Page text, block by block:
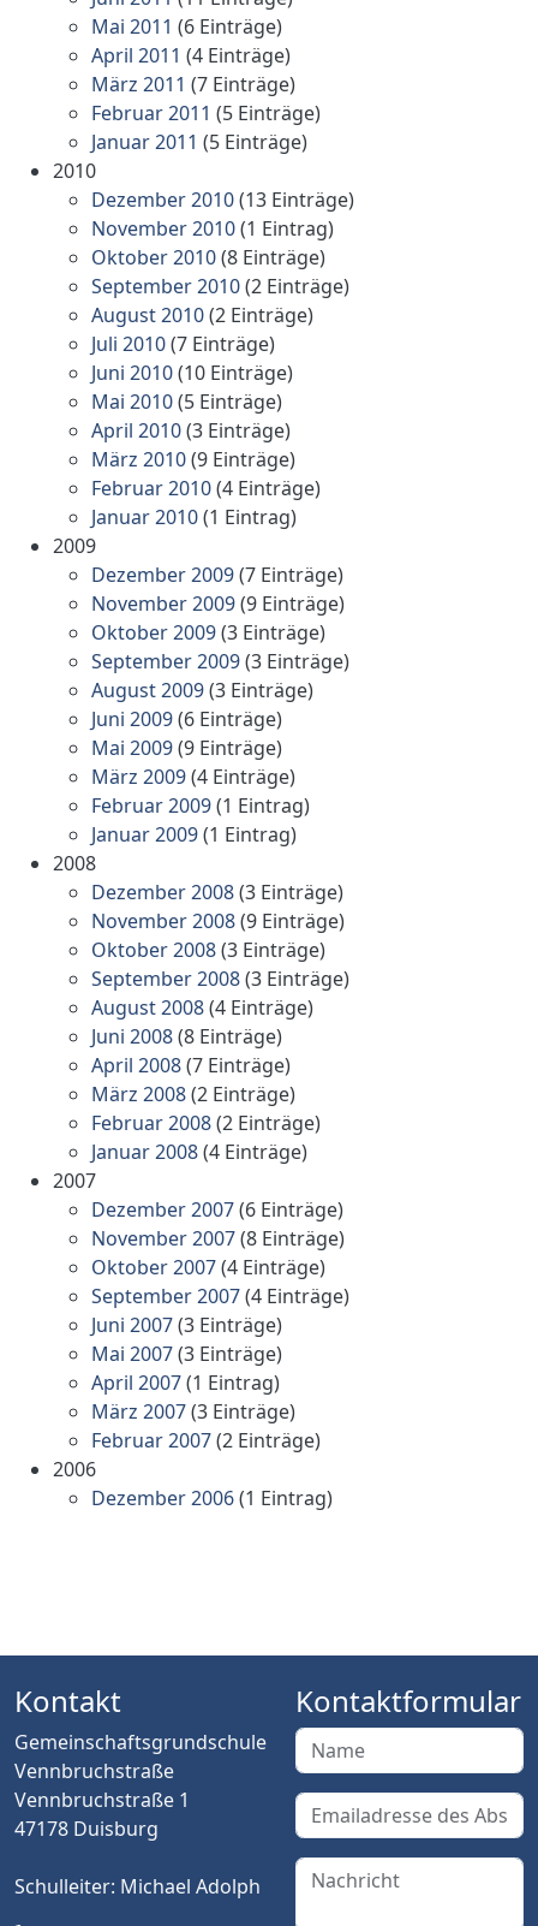
Mai 2011 (6 Einträge)
April 2011 (4 Einträge)
März 2011 (7 Einträge)
Februar 2011 (5 Einträge)
Januar 2011 (5 Einträge)
2010
Dezember 2010(13 Einträge)
November 2010(1 Eintrag)
Oktober 2010(8 Einträge)
September 2010(2 Einträge)
August 2010(2 Einträge)
Juli 2010(7 Einträge)
Juni 2010(10 Einträge)
Mai 2010(5 Einträge)
April 2010(3 Einträge)
März 2010(9 Einträge)
Februar 2010(4 Einträge)
Januar 2010(1 Eintrag)
2009
Dezember 2009(7 Einträge)
November 2009(9 Einträge)
Oktober 2009(3 Einträge)
September 2009(3 Einträge)
August 2009(3 Einträge)
Juni 2009(6 Einträge)
Mai 2009(9 Einträge)
März 2009(4 Einträge)
Februar 2009(1 Eintrag)
Januar 2009(1 Eintrag)
2008
Dezember 2008(3 Einträge)
November 2008(9 Einträge)
Oktober 2008(3 Einträge)
September 2008(3 Einträge)
August 2008(4 Einträge)
Juni 2008(8 Einträge)
April 2008(7 Einträge)
März 2008(2 Einträge)
Februar 2008(2 Einträge)
Januar 2008(4 Einträge)
2007
Dezember 2007(6 Einträge)
November 2007(8 Einträge)
Oktober 2007(4 Einträge)
September 2007(4 Einträge)
Juni 2007(3 Einträge)
Mai 2007(3 Einträge)
April 2007(1 Eintrag)
März 2007(3 Einträge)
Februar 2007(2 Einträge)
2006
Dezember 2006(1 Eintrag)
Kontakt
Gemeinschaftsgrundschule
Vennbruchstraße
Vennbruchstraße 1
47178 Duisburg
Schulleiter: Michael Adolph
Kontaktformular